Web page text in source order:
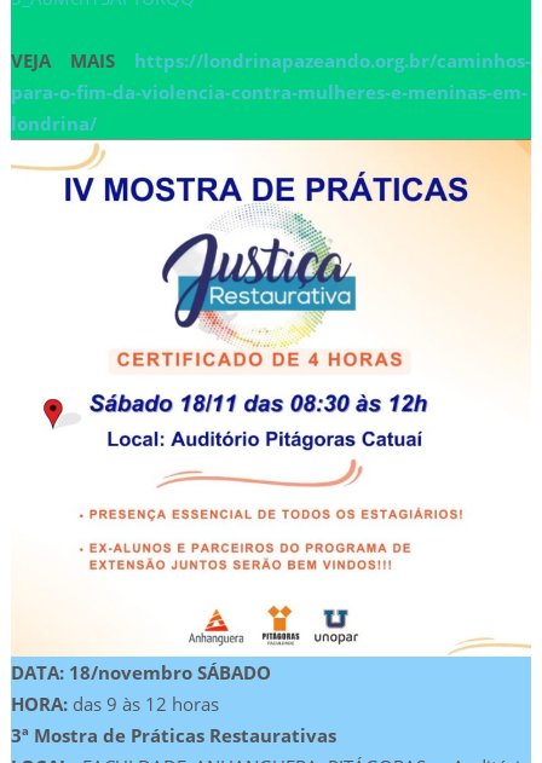
VEJA MAIS https://londrinapazeando.org.br/caminhos-
para-o-fim-da-violencia-contra-mulheres-e-meninas-em-
londrina/
DATA: 18/novembro SÁBADO
HORA: das 9 às 12 horas
3ª Mostra de Práticas Restaurativas